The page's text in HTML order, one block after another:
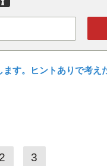
ます。ヒントありで考え
2 3